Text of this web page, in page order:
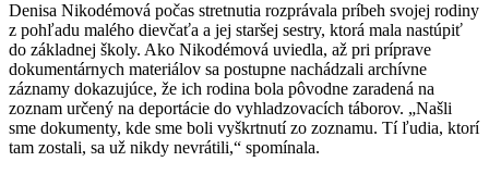
Denisa Nikodémová počas stretnutia rozprávala príbeh svojej rodiny
z pohľadu malého dievčaťa a jej staršej sestry, ktorá mala nastúpiť
do základnej školy. Ako Nikodémová uviedla, až pri príprave
dokumentárnych materiálov sa postupne nachádzali archívne
záznamy dokazujúce, že ich rodina bola pôvodne zaradená na
zoznam určený na deportácie do vyhladzovacích táborov. „Našli
sme dokumenty, kde sme boli vyškrtnutí zo zoznamu. Tí ľudia, ktorí
tam zostali, sa už nikdy nevrátili,“ spomínala.